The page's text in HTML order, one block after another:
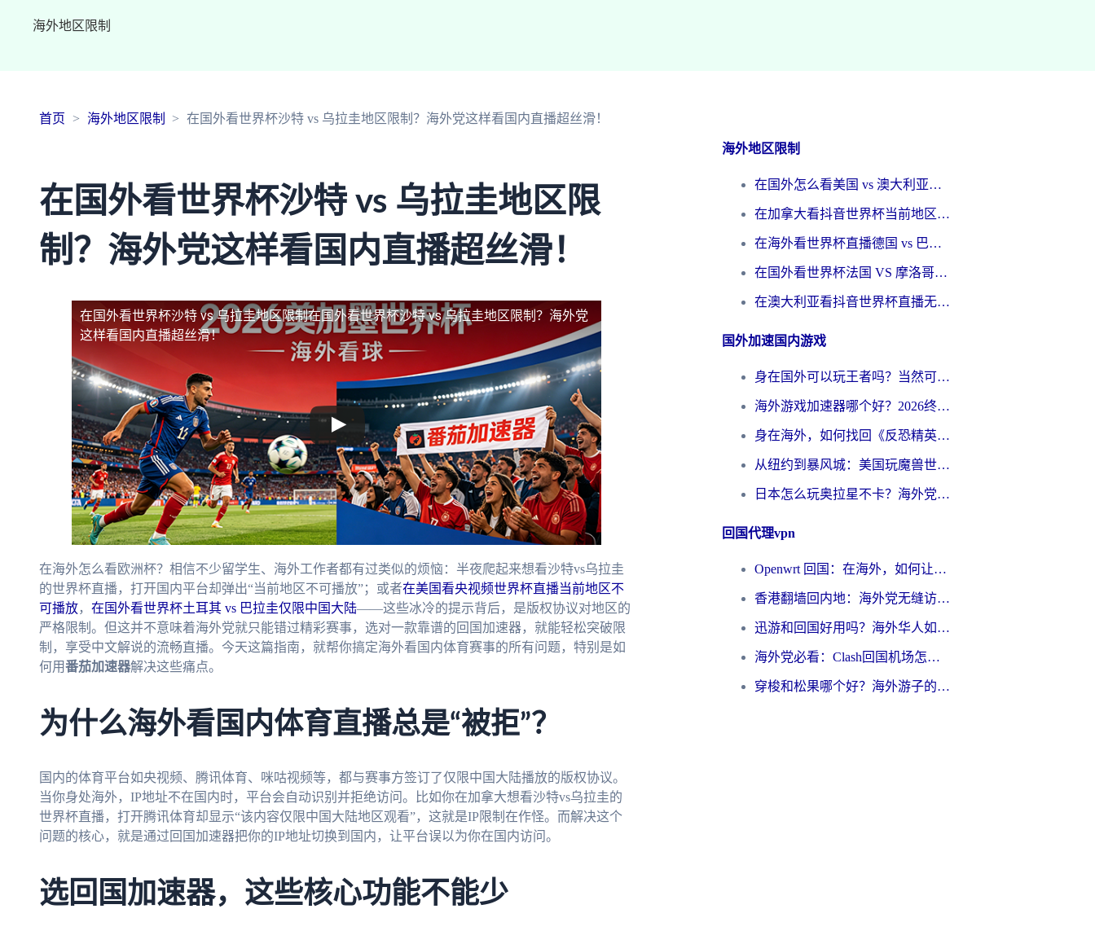
海外地区限制
首页 海外地区限制 在国外看世界杯沙特 vs 乌拉圭地区限制？海外党这样看国内直播超丝滑！
在国外看世界杯沙特 vs 乌拉圭地区限
制？海外党这样看国内直播超丝滑！
在国外看世界杯沙特 vs 乌拉圭地区限制在国外看世界杯沙特 vs 乌拉圭地区限制？海外党
这样看国内直播超丝滑！
在海外怎么看欧洲杯？相信不少留学生、海外工作者都有过类似的烦恼：半夜爬起来想看沙特vs乌拉圭
的世界杯直播，打开国内平台却弹出“当前地区不可播放”；或者在美国看央视频世界杯直播当前地区不
可播放， 在国外看世界杯土耳其 vs 巴拉圭仅限中国大陆——这些冰冷的提示背后，是版权协议对地区的
严格限制。但这并不意味着海外党就只能错过精彩赛事，选对一款靠谱的回国加速器，就能轻松突破限
制，享受中文解说的流畅直播。今天这篇指南，就帮你搞定海外看国内体育赛事的所有问题，特别是如
何用番茄加速器解决这些痛点。
为什么海外看国内体育直播总是“被拒”？
国内的体育平台如央视频、腾讯体育、咪咕视频等，都与赛事方签订了仅限中国大陆播放的版权协议。
当你身处海外，IP地址不在国内时，平台会自动识别并拒绝访问。比如你在加拿大想看沙特vs乌拉圭的
世界杯直播，打开腾讯体育却显示“该内容仅限中国大陆地区观看”，这就是IP限制在作怪。而解决这个
问题的核心，就是通过回国加速器把你的IP地址切换到国内，让平台误以为你在国内访问。
选回国加速器，这些核心功能不能少
海外地区限制
在国外怎么看美国 vs 澳大利亚世界杯直播？海外党必藏的中文解说观赛指南
在加拿大看抖音世界杯当前地区不可播放？海外党体育观赛终极指南
在海外看世界杯直播德国 vs 巴拉圭当前IP受限制？这篇指南帮你轻松解决地区限制
在国外看世界杯法国 VS 摩洛哥仅限中国大陆？别让地域限制拦下你的欢呼
在澳大利亚看抖音世界杯直播无法播放？海外党体育观赛终极指南来了！
国外加速国内游戏
身在国外可以玩王者吗？当然可以，但你需要这份“加速”指南
海外游戏加速器哪个好？2026终极指南帮你畅玩国服+解决卡顿难题
身在海外，如何找回《反恐精英：全球攻势》国服的丝滑手感？一份给你的终极指南
从纽约到暴风城：美国玩魔兽世界，如何找到你的最佳网络航线
日本怎么玩奥拉星不卡？海外党国服游戏加速器选择全攻略
回国代理vpn
Openwrt 回国：在海外，如何让家的网络触手可及
香港翻墙回内地：海外党无缝访问国内资源的加速器选择全攻略
迅游和回国好用吗？海外华人如何选择靠谱的回国加速器
海外党必看：Clash回国机场怎么选？一篇搞定无缝访问国内资源的全攻略
穿梭和松果哪个好？海外游子的数字归乡路，到底该怎么选